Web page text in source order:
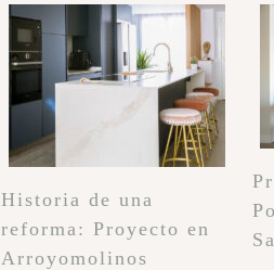
Historia de una
reforma: Proyecto en
Arroyomolinos